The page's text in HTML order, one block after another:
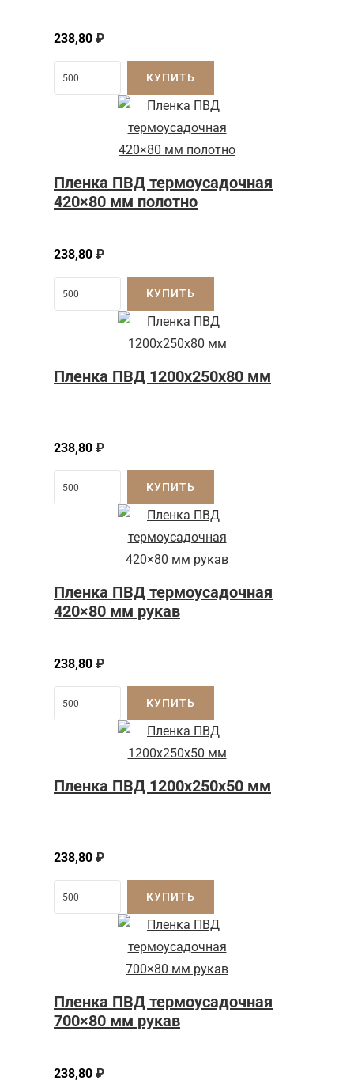
238,80 ₽
КУПИТЬ
Пленка ПВД термоусадочная
420×80 мм полотно
238,80 ₽
КУПИТЬ
Пленка ПВД 1200x250x80 мм
238,80 ₽
КУПИТЬ
Пленка ПВД термоусадочная
420×80 мм рукав
238,80 ₽
КУПИТЬ
Пленка ПВД 1200x250x50 мм
238,80 ₽
КУПИТЬ
Пленка ПВД термоусадочная
700×80 мм рукав
238,80 ₽